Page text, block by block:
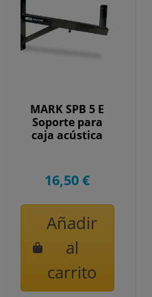
MARK SPB 5 E
Soporte para
caja acústica
16,50 €
Añadir
al
carrito